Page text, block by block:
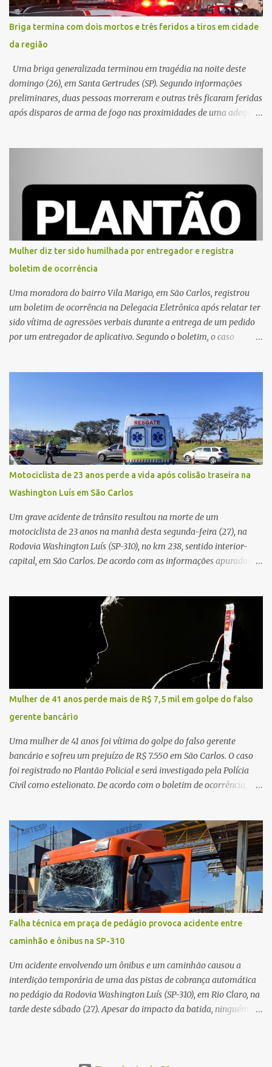
Briga termina com dois mortos e três feridos a tiros em cidade
da região
Uma briga generalizada terminou em tragédia na noite deste
domingo (26), em Santa Gertrudes (SP). Segundo informações
preliminares, duas pessoas morreram e outras três ficaram feridas
após disparos de arma de fogo nas proximidades de uma adega. O
diversos disparos. Duas vítimas morreram ainda no local. Outras
três pessoas foram baleadas e socorridas. Até o momento, não
foram divulgadas informações oficiais sobre o estado de saúde dos
feridos. Equipes da Polícia Militar de Santa Gertrudes atenderam a
ocorrência e isolaram a área para o trabalho da perícia. Até a
última atualização, nenhum suspeito havia sido preso. A Polícia
Civil investigará a motivação da briga, a autoria dos disparos e as
circunstâncias do crime. A ocorrência segue em anda...
Mulher diz ter sido humilhada por entregador e registra
boletim de ocorrência
Uma moradora do bairro Vila Marigo, em São Carlos, registrou
um boletim de ocorrência na Delegacia Eletrônica após relatar ter
sido vítima de agressões verbais durante a entrega de um pedido
por um entregador de aplicativo. Segundo o boletim, o caso
proximidades. Ainda conforme o registro policial, a vítima relatou
que, ao receber a entrega, voltou a ser ofendida com palavras de
baixo calão e insultos. Ela informou à Polícia Civil que mora
sozinha e que se sentiu ameaçada, coagida e humilhada com a
situação. Fonte: São Carlos Agora
Motociclista de 23 anos perde a vida após colisão traseira na
Washington Luís em São Carlos
Um grave acidente de trânsito resultou na morte de um
motociclista de 23 anos na manhã desta segunda-feira (27), na
Rodovia Washington Luís (SP-310), no km 238, sentido interior-
capital, em São Carlos. De acordo com as informações apuradas no
veículo, o trânsito estava lento e congestionado devido a obras
realizadas na rodovia, momento em que ocorreu o impacto. Com
a violência da colisão, o motociclista foi arremessado ao solo.
Testemunhas relataram que o capacete teria se desprendido
durante o acidente. O jovem sofreu ferimentos gravíssimos e
morreu ainda no local. Equipes de resgate e de atendimento da
concessionária responsável pela rodovia foram acionadas e
realizaram a sinalização da via, além de prestarem socorro à
vítima. No entanto, o óbito foi constatado ainda no local do
acidente. A Polícia Militar Rodoviária compareceu para o registro
da ocorrência...
Mulher de 41 anos perde mais de R$ 7,5 mil em golpe do falso
gerente bancário
Uma mulher de 41 anos foi vítima do golpe do falso gerente
bancário e sofreu um prejuízo de R$ 7.550 em São Carlos. O caso
foi registrado no Plantão Policial e será investigado pela Polícia
Civil como estelionato. De acordo com o boletim de ocorrência, a
suspeito alegou que seria necessário atualizar o cadastro da conta
e passou a orientar a vítima sobre os procedimentos que deveriam
ser realizados. Dias depois, o golpista enviou um documento em
PDF simulando uma comunicação oficial da instituição financeira.
Na sequência, entrou em contato por telefone e encaminhou um
link, orientando a vítima a acessá-lo pelo computador para
concluir a suposta atualização cadastral. Após realizar o
procedimento, a conta bancária ficou bloqueada por algumas
horas. Sem conseguir acessar o sistema, a vítima tentou
novamente contato com o suposto gerente, mas não obteve
resposta. Na segunda-fe...
Falha técnica em praça de pedágio provoca acidente entre
caminhão e ônibus na SP-310
Um acidente envolvendo um ônibus e um caminhão causou a
interdição temporária de uma das pistas de cobrança automática
no pedágio da Rodovia Washington Luís (SP-310), em Rio Claro, na
tarde deste sábado (27). Apesar do impacto da batida, ninguém